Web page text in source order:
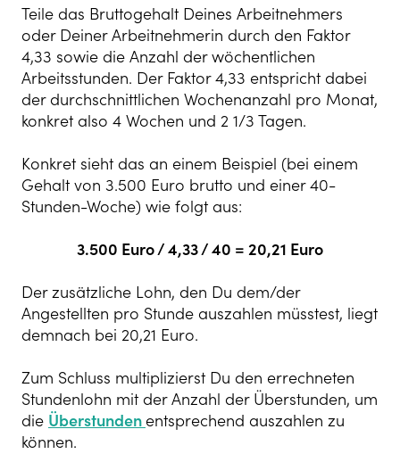
Teile das Bruttogehalt Deines Arbeitnehmers
oder Deiner Arbeitnehmerin durch den Faktor
4,33 sowie die Anzahl der wöchentlichen
Arbeitsstunden. Der Faktor 4,33 entspricht dabei
der durchschnittlichen Wochenanzahl pro Monat,
konkret also 4 Wochen und 2 1/3 Tagen.
Konkret sieht das an einem Beispiel (bei einem
Gehalt von 3.500 Euro brutto und einer 40-
Stunden-Woche) wie folgt aus:
3.500 Euro / 4,33 / 40 = 20,21 Euro
Der zusätzliche Lohn, den Du dem/der
Angestellten pro Stunde auszahlen müsstest, liegt
demnach bei 20,21 Euro.
Zum Schluss multiplizierst Du den errechneten
Stundenlohn mit der Anzahl der Überstunden, um
die Überstunden entsprechend auszahlen zu
können.